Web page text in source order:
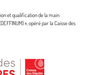
et qualification de la main
», opéré par la Caisse des